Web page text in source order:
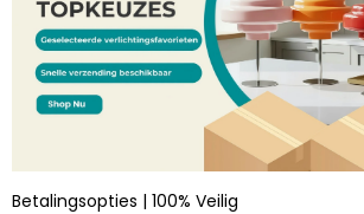
Betalingsopties | 100% Veilig